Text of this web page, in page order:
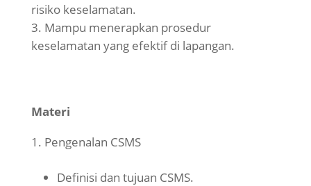
risiko keselamatan.
Mampu menerapkan prosedur
keselamatan yang efektif di lapangan.
Materi
Pengenalan CSMS
Definisi dan tujuan CSMS.